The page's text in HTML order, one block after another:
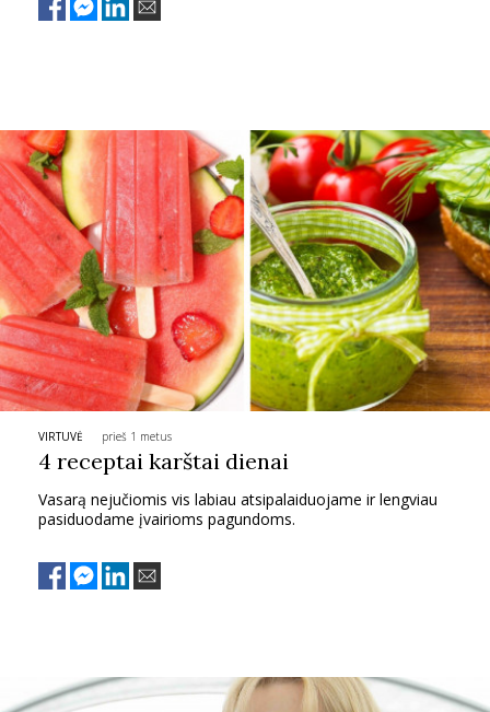
VIRTUVĖ prieš 1 metus
4 receptai karštai dienai
Vasarą nejučiomis vis labiau atsipalaiduojame ir lengviau
pasiduodame įvairioms pagundoms.